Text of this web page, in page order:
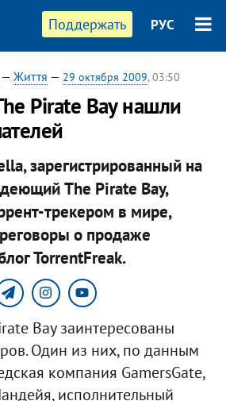
Поддержать РУС
— Життя — 29 октября 2009, 03:50
Pirate Bay нашли
зарегистрированный на
The Pirate Bay,
трекером в мире,
о продаже
TorrentFreak.
Bay заинтересованы
Один из них, по данным
компания GamersGate,
исполнительный